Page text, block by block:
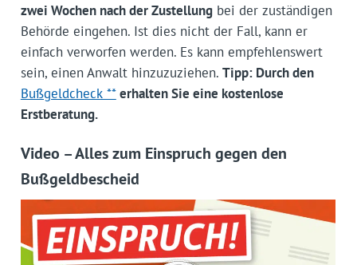
zwei Wochen nach der Zustellungbei der zuständigen
Behörde eingehen. Ist dies nicht der Fall, kann er
einfach verworfen werden. Es kann empfehlenswert
sein, einen Anwalt hinzuzuziehen. Tipp: Durch den
Bußgeldcheck **erhalten Sie eine kostenlose
Erstberatung.
Video – Alles zum Einspruch gegen den
Bußgeldbescheid